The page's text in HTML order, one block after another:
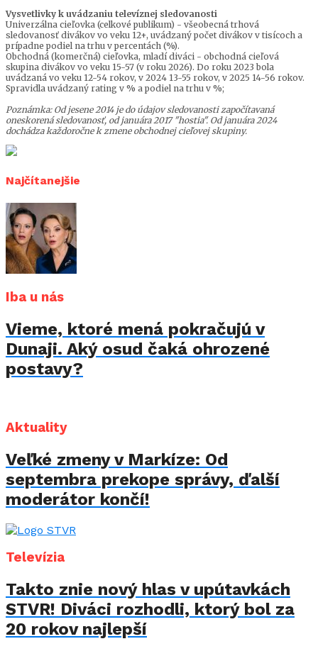
Vysvetlivky k uvádzaniu televíznej sledovanosti
Univerzálna cieľovka (celkové publikum) - všeobecná trhová
sledovanosť divákov vo veku 12+, uvádzaný počet divákov v tisícoch a
prípadne podiel na trhu v percentách (%).
Obchodná (komerčná) cieľovka, mladí diváci - obchodná cieľová
skupina divákov vo veku 15-57 (v roku 2026). Do roku 2023 bola
uvádzaná vo veku 12-54 rokov, v 2024 13-55 rokov, v 2025 14-56 rokov.
Spravidla uvádzaný rating v % a podiel na trhu v %;
Poznámka: Od jesene 2014 je do údajov sledovanosti započítavaná
oneskorená sledovanosť, od januára 2017 "hostia". Od januára 2024
dochádza každoročne k zmene obchodnej cieľovej skupiny.
Najčítanejšie
Iba u nás
Vieme, ktoré mená pokračujú v
Dunaji. Aký osud čaká ohrozené
postavy?
Aktuality
Veľké zmeny v Markíze: Od
septembra prekope správy, ďalší
moderátor končí!
Televízia
Takto znie nový hlas v upútavkách
STVR! Diváci rozhodli, ktorý bol za
20 rokov najlepší